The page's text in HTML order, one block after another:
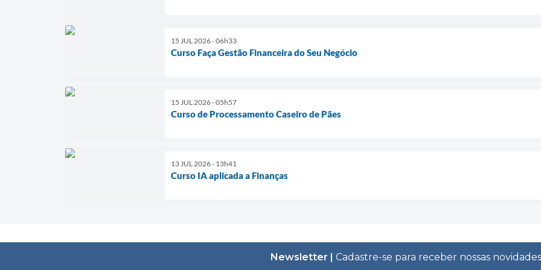
15 JUL 2026 - 06h33
Curso Faça Gestão Financeira do Seu Negócio
15 JUL 2026 - 05h57
Curso de Processamento Caseiro de Pães
13 JUL 2026 - 13h41
Curso IA aplicada a Finanças
Newsletter | Cadastre-se para receber nossas novidades